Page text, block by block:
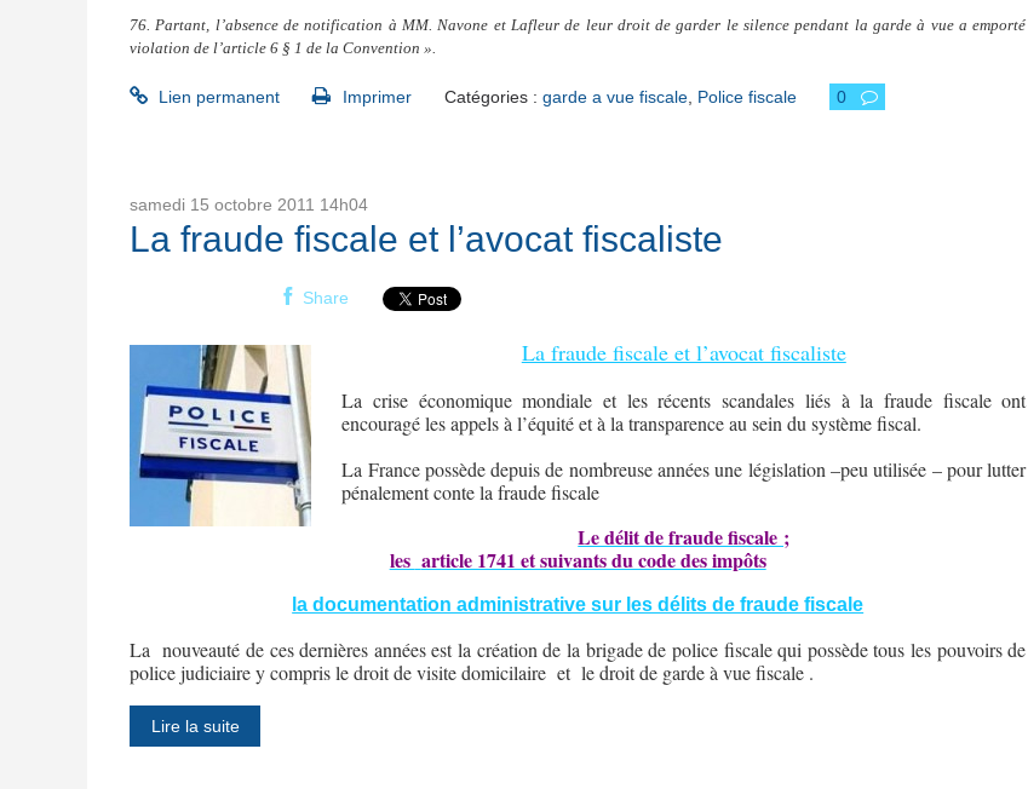
76. Partant, l’absence de notification à MM. Navone et Lafleur de leur droit de garder le silence pendant la garde à vue a emporté
violation de l’article 6 § 1 de la Convention ».
Lien permanent Imprimer Catégories : garde a vue fiscale, Police fiscale 0
samedi 15 octobre 2011 14h04
La fraude fiscale et l’avocat fiscaliste
Share
La fraude fiscale et l’avocat fiscaliste
La crise économique mondiale et les récents scandales liés à la fraude fiscale ont
encouragé les appels à l’équité et à la transparence au sein du système fiscal.
La France possède depuis de nombreuse années une législation –peu utilisée – pour lutter
pénalement conte la fraude fiscale
Le délit de fraude fiscale ;
les article 1741 et suivants du code des impôts
la documentation administrative sur les délits de fraude fiscale
La nouveauté de ces dernières années est la création de la brigade de police fiscale qui possède tous les pouvoirs de
police judiciaire y compris le droit de visite domicilaire et le droit de garde à vue fiscale .
Lire la suite